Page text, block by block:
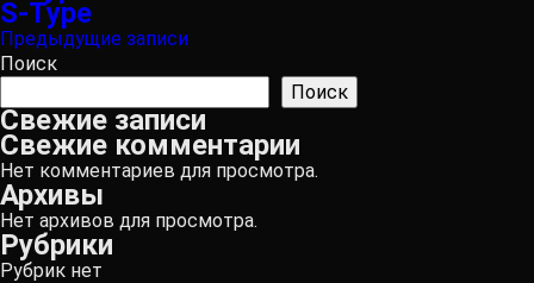
S-Type
Навигация
по
записям
Предыдущие записи
Поиск
Поиск
Свежие записи
Свежие комментарии
Нет комментариев для просмотра.
Архивы
Нет архивов для просмотра.
Рубрики
Рубрик нет